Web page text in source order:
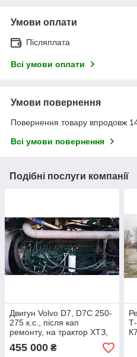
Умови оплати
Післяплата
Всі умови оплати
Умови повернення
Повернення товару впродовж
Всі умови повернення
Подібні послуги компанії
Двигун Volvo D7, D7C 250-
275 к.с., після кап
ремонту, на трактор ХТЗ,
Т-150 з комплектом для
встановлення
455 000 ₴